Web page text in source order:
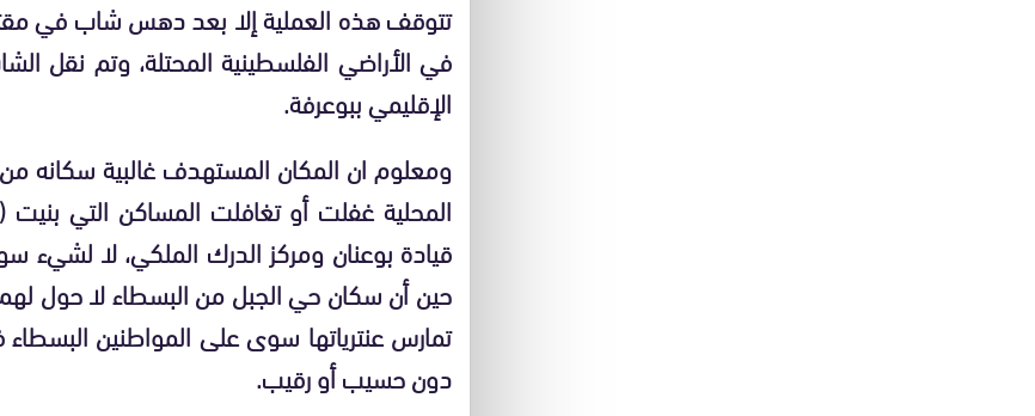
تتوقف هذه العملية إلا بعد دهس شاب في
في الأراضي الفلسطينية المحتلة، وتم نقل
الإقليمي ببوعرفة.
ومعلوم ان المكان المستهدف غالبية سكانه
المحلية غفلت أو تغافلت المساكن التي
قيادة بوعنان ومركز الدرك الملكي، لا
حين أن سكان حي الجبل من البسطاء لا حول
تمارس عنترياتها سوى على المواطنين
دون حسيب أو رقيب.